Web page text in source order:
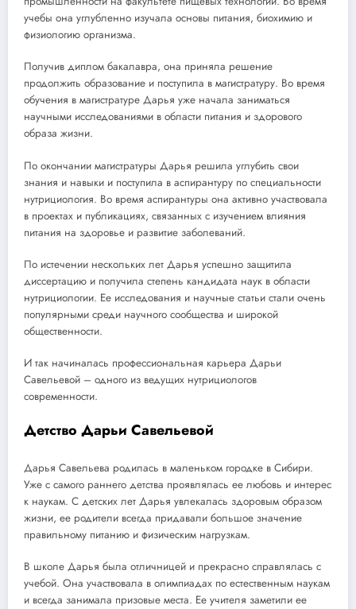
учебы она углубленно изучала основы питания, биохимию и
физиологию организма.
Получив диплом бакалавра, она приняла решение
продолжить образование и поступила в магистратуру. Во время
обучения в магистратуре Дарья уже начала заниматься
научными исследованиями в области питания и здорового
образа жизни.
По окончании магистратуры Дарья решила углубить свои
знания и навыки и поступила в аспирантуру по специальности
нутрициология. Во время аспирантуры она активно участвовала
в проектах и публикациях, связанных с изучением влияния
питания на здоровье и развитие заболеваний.
По истечении нескольких лет Дарья успешно защитила
диссертацию и получила степень кандидата наук в области
нутрициологии. Ее исследования и научные статьи стали очень
популярными среди научного сообщества и широкой
общественности.
И так начиналась профессиональная карьера Дарьи
Савельевой – одного из ведущих нутрициологов
современности.
Детство Дарьи Савельевой
Дарья Савельева родилась в маленьком городке в Сибири.
Уже с самого раннего детства проявлялась ее любовь и интерес
к наукам. С детских лет Дарья увлекалась здоровым образом
жизни, ее родители всегда придавали большое значение
правильному питанию и физическим нагрузкам.
В школе Дарья была отличницей и прекрасно справлялась с
учебой. Она участвовала в олимпиадах по естественным наукам
и всегда занимала призовые места. Ее учителя заметили ее